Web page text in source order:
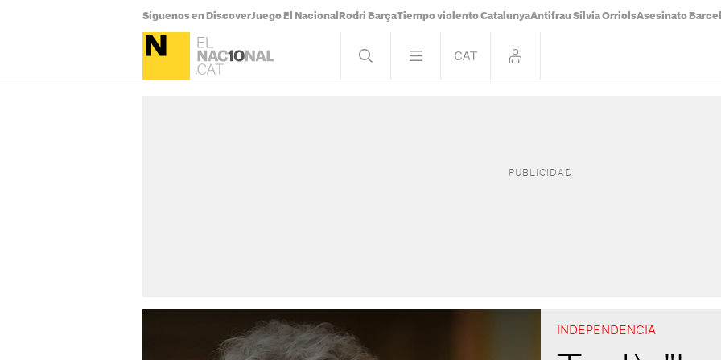
Síguenos en DiscoverJuego El Nacional Rodri BarçaTiempo violento CatalunyaAntifrau Sílvia OrriolsAsesinato
INDEPENDENCIA